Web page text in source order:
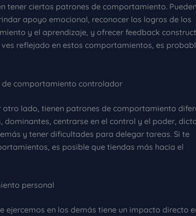
tener ciertos patrones de comportamiento. Pueden
apoyo emocional, reconocer los logros de los
y el aprendizaje, y ofrecer feedback
reflejado en estos comportamientos, es
comportamiento controlador
otro lado, tienen patrones de comportamiento
dominantes, centrarse en el control y el poder,
y tener dificultades para delegar tareas. Si te
es posible que tiendas más hacia el
personal
ejercemos en los demás tiene un impacto directo